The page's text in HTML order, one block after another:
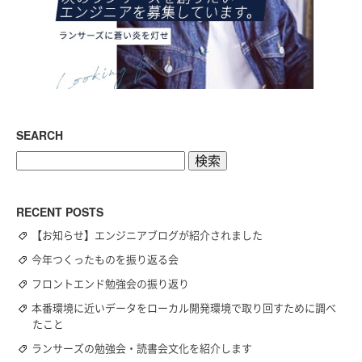
SEARCH
RECENT POSTS
【お知らせ】エンジニアブログが紹介されました
今年つくったものを振り返る会
フロントエンド勉強会の振り返り
本番環境に近いデータをローカル開発環境で取り回すために調べ
たこと
ランサーズの勉強会・読書会文化を紹介します